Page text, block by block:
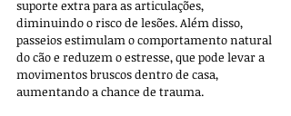
suporte extra para as articulações,
diminuindo o risco de lesões. Além disso,
passeios estimulam o comportamento natural
do cão e reduzem o estresse, que pode levar a
movimentos bruscos dentro de casa,
aumentando a chance de trauma.